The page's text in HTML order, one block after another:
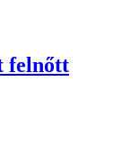
felnőtt